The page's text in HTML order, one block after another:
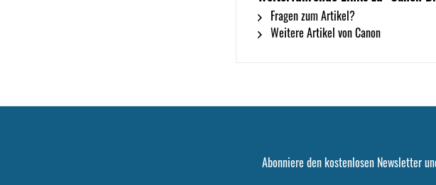
Fragen zum Artikel?
Weitere Artikel von Canon
Abonniere den kostenlosen Newsletter